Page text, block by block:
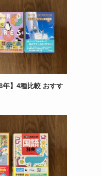
年】4種比較 おすす